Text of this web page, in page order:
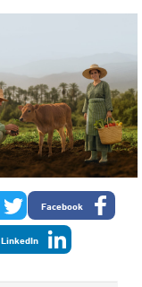
Facebook
LinkedIn